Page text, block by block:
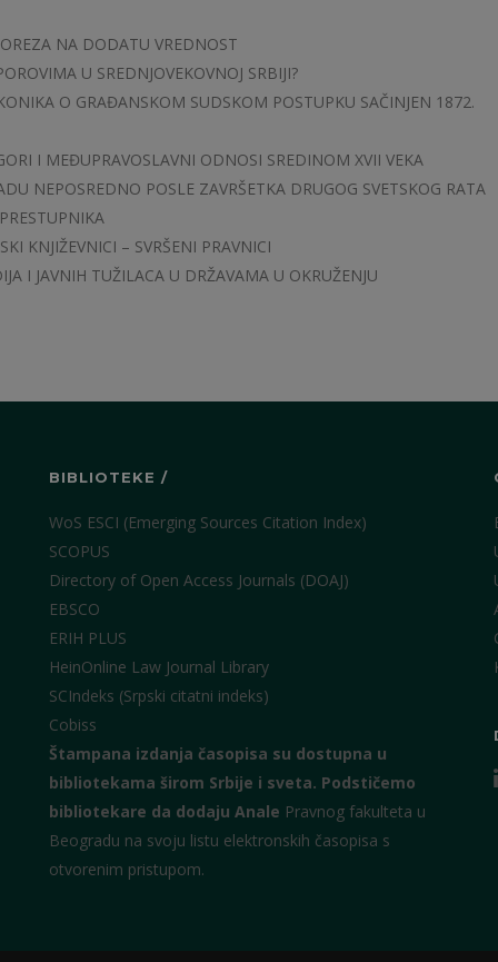
NA DODATU VREDNOST
U SREDNJOVEKOVNOJ SRBIJI?
O GRAĐANSKOM SUDSKOM POSTUPKU SAČINJEN 1872.
I MEĐUPRAVOSLAVNI ODNOSI SREDINOM XVII VEKA
NEPOSREDNO POSLE ZAVRŠETKA DRUGOG SVETSKOG RATA
KNJIŽEVNICI – SVRŠENI PRAVNICI
I JAVNIH TUŽILACA U DRŽAVAMA U OKRUŽENJU
BIBLIOTEKE /
WoS ESCI (Emerging Sources Citation Index)
SCOPUS
Directory of Open Access Journals (DOAJ)
EBSCO
ERIH PLUS
HeinOnline Law Journal Library
SCIndeks (Srpski citatni indeks)
Cobiss
Štampana izdanja časopisa su dostupna u
bibliotekama širom Srbije i sveta. Podstičemo
bibliotekare da dodaju Anale Pravnog fakulteta u
Beogradu na svoju listu elektronskih časopisa s
otvorenim pristupom.